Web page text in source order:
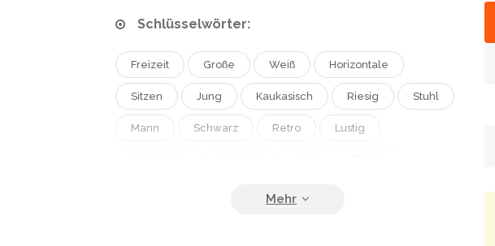
Schlüsselwörter:
Freizeit Große Weiß Horizontale
Sitzen Jung Kaukasisch Riesig Stuhl
Mann Schwarz Retro Lustig
Innenraum